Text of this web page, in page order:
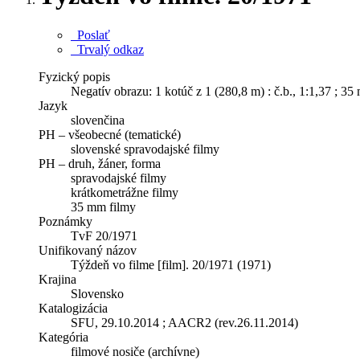
Poslať
Trvalý odkaz
Fyzický popis
Negatív obrazu: 1 kotúč z 1 (280,8 m) : č.b., 1:1,37 ; 35
Jazyk
slovenčina
PH – všeobecné (tematické)
slovenské spravodajské filmy
PH – druh, žáner, forma
spravodajské filmy
krátkometrážne filmy
35 mm filmy
Poznámky
TvF 20/1971
Unifikovaný názov
Týždeň vo filme [film]. 20/1971 (1971)
Krajina
Slovensko
Katalogizácia
SFU, 29.10.2014 ; AACR2 (rev.26.11.2014)
Kategória
filmové nosiče (archívne)